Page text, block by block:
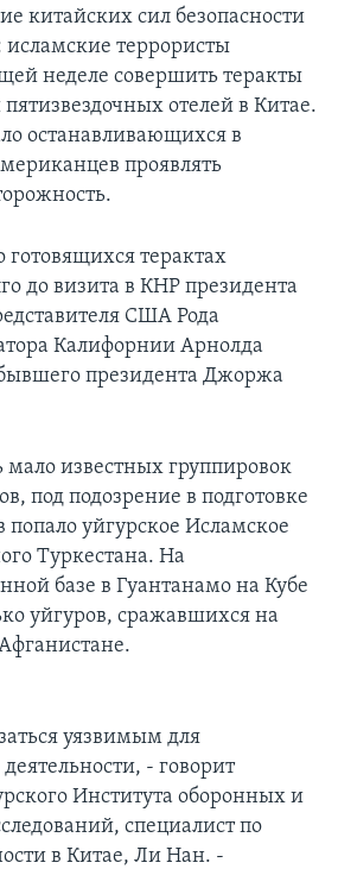
ПУТЕШЕСТВИЕ
китайских сил безопасности
террористы
неделе совершить теракты
отелей в Китае.
останавливающихся в
проявлять
терактах
до визита в КНР президента
США Рода
Калифорнии Арнолда
президента Джоржа
мало известных группировок
под подозрение в подготовке
попало уйгурское Исламское
Туркестана. На
базе в Гуантанамо на Кубе
уйгуров, сражавшихся на
уязвимым для
- говорит
Института оборонных и
специалист по
в Китае, Ли Нан. -